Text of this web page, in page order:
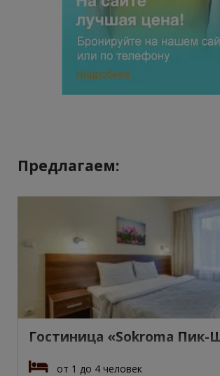
Предлагаем:
Гостиница «Sokroma Пик-
от 1 до 4 человек